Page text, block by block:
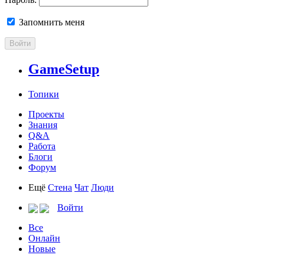
Запомнить меня
Войти
GameSetup
Топики
Проекты
Знания
Q&A
Работа
Блоги
Форум
Ещё Стена Чат Люди
Войти
Все
Онлайн
Новые